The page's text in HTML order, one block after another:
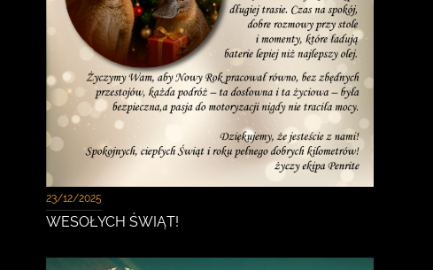
23/12/2025
WESOŁYCH ŚWIĄT!